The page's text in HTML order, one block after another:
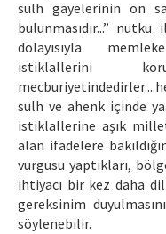
sulh gayelerinin ön
bulunmasıdır...” nutku
dolayısıyla
istiklallerini
sulh ve ahenk içinde
istiklallerine aşık
alan ifadelere
vurgusu yaptıkları,
ihtiyacı bir kez daha
gereksinim
söylenebilir.